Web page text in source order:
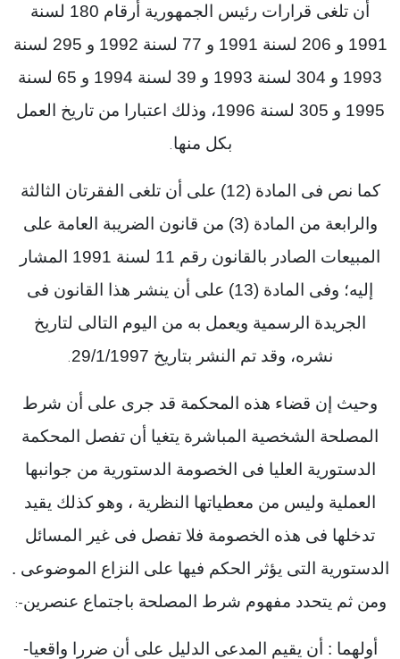
أن تلغى قرارات رئيس الجمهورية أرقام 180 لسنة
1991 و 206 لسنة 1991 و 77 لسنة 1992 و 295 لسنة
1993 و 304 لسنة 1993 و 39 لسنة 1994 و 65 لسنة
1995 و 305 لسنة 1996، وذلك اعتبارا من تاريخ العمل
بكل منها.
كما نص فى المادة (12) على أن تلغى الفقرتان الثالثة
والرابعة من المادة (3) من قانون الضريبة العامة على
المبيعات الصادر بالقانون رقم 11 لسنة 1991 المشار
إليه؛ وفى المادة (13) على أن ينشر هذا القانون فى
الجريدة الرسمية ويعمل به من اليوم التالى لتاريخ
نشره، وقد تم النشر بتاريخ 29/1/1997
.
وحيث إن قضاء هذه المحكمة قد جرى على أن شرط
المصلحة الشخصية المباشرة يتغيا أن تفصل المحكمة
الدستورية العليا فى الخصومة الدستورية من جوانبها
العملية وليس من معطياتها النظرية ، وهو كذلك يقيد
تدخلها فى هذه الخصومة فلا تفصل فى غير المسائل
الدستورية التى يؤثر الحكم فيها على النزاع الموضوعى .
ومن ثم يتحدد مفهوم شرط المصلحة باجتماع عنصرين:-
أولهما : أن يقيم المدعى الدليل على أن ضررا واقعيا-